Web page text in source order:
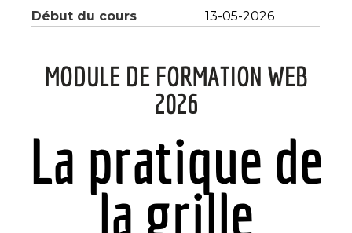
Début du cours 13-05-2026
MODULE DE FORMATION WEB
2026
La pratique de
la grille